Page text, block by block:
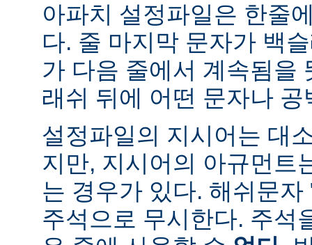
아파치 설정파일은 한줄
다. 줄 마지막 문자가 백
가 다음 줄에서 계속됨을
래쉬 뒤에 어떤 문자나
설정파일의 지시어는 대
지만, 지시어의 아규먼트
는 경우가 있다. 해쉬문
주석으로 무시한다. 주석